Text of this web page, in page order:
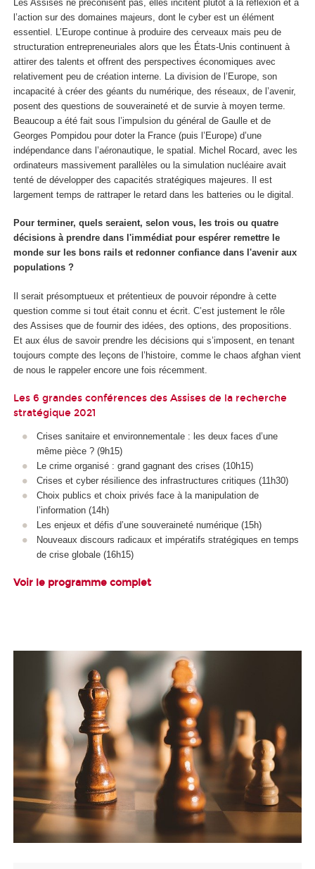
Les Assises ne préconisent pas, elles incitent plutôt à la réflexion et à
l’action sur des domaines majeurs, dont le cyber est un élément
essentiel. L’Europe continue à produire des cerveaux mais peu de
structuration entrepreneuriales alors que les États-Unis continuent à
attirer des talents et offrent des perspectives économiques avec
relativement peu de création interne. La division de l’Europe, son
incapacité à créer des géants du numérique, des réseaux, de l’avenir,
posent des questions de souveraineté et de survie à moyen terme.
Beaucoup a été fait sous l’impulsion du général de Gaulle et de
Georges Pompidou pour doter la France (puis l’Europe) d’une
indépendance dans l’aéronautique, le spatial. Michel Rocard, avec les
ordinateurs massivement parallèles ou la simulation nucléaire avait
tenté de développer des capacités stratégiques majeures. Il est
largement temps de rattraper le retard dans les batteries ou le digital.
Pour terminer, quels seraient, selon vous, les trois ou quatre
décisions à prendre dans l'immédiat pour espérer remettre le
monde sur les bons rails et redonner confiance dans l'avenir aux
populations ?
Il serait présomptueux et prétentieux de pouvoir répondre à cette
question comme si tout était connu et écrit. C’est justement le rôle
des Assises que de fournir des idées, des options, des propositions.
Et aux élus de savoir prendre les décisions qui s’imposent, en tenant
toujours compte des leçons de l’histoire, comme le chaos afghan vient
de nous le rappeler encore une fois récemment.
Les 6 grandes conférences des Assises de la recherche
stratégique 2021
Crises sanitaire et environnementale : les deux faces d’une
même pièce ? (9h15)
Le crime organisé : grand gagnant des crises (10h15)
Crises et cyber résilience des infrastructures critiques (11h30)
Choix publics et choix privés face à la manipulation de
l’information (14h)
Les enjeux et défis d’une souveraineté numérique (15h)
Nouveaux discours radicaux et impératifs stratégiques en temps
de crise globale (16h15)
Voir le programme complet